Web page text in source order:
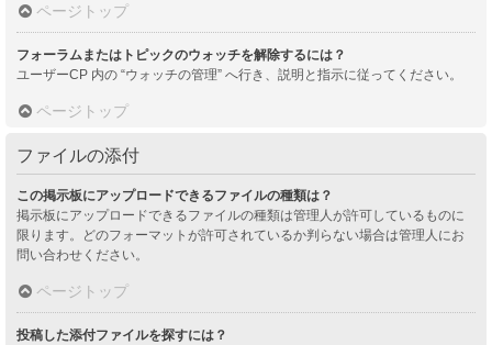
ページトップ
フォーラムまたはトピックのウォッチを解除するには？
ユーザーCP 内の “ウォッチの管理” へ行き、説明と指示に従ってください。
ページトップ
ファイルの添付
この掲示板にアップロードできるファイルの種類は？
掲示板にアップロードできるファイルの種類は管理人が許可しているものに
限ります。どのフォーマットが許可されているか判らない場合は管理人にお
問い合わせください。
ページトップ
投稿した添付ファイルを探すには？